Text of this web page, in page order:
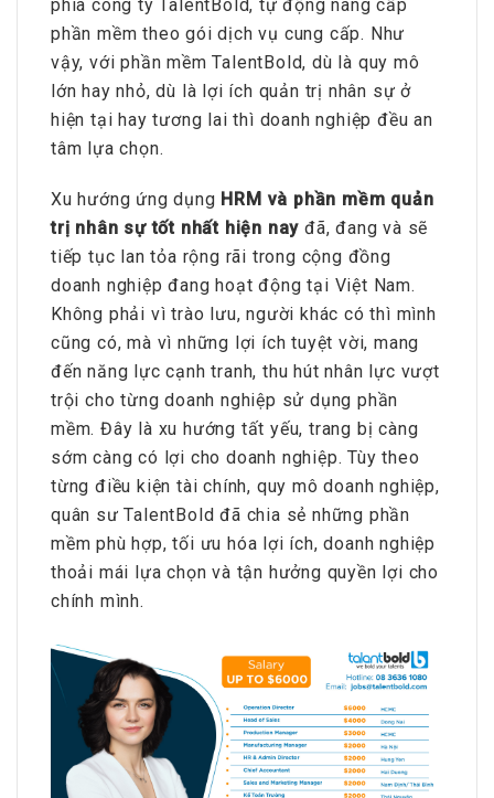
phía công ty TalentBold, tự động nâng cấp
phần mềm theo gói dịch vụ cung cấp. Như
vậy, với phần mềm TalentBold, dù là quy mô
lớn hay nhỏ, dù là lợi ích quản trị nhân sự ở
hiện tại hay tương lai thì doanh nghiệp đều an
tâm lựa chọn.
Xu hướng ứng dụng HRM và phần mềm quản
trị nhân sự tốt nhất hiện nay đã, đang và sẽ
tiếp tục lan tỏa rộng rãi trong cộng đồng
doanh nghiệp đang hoạt động tại Việt Nam.
Không phải vì trào lưu, người khác có thì mình
cũng có, mà vì những lợi ích tuyệt vời, mang
đến năng lực cạnh tranh, thu hút nhân lực vượt
trội cho từng doanh nghiệp sử dụng phần
mềm. Đây là xu hướng tất yếu, trang bị càng
sớm càng có lợi cho doanh nghiệp. Tùy theo
từng điều kiện tài chính, quy mô doanh nghiệp,
quân sư TalentBold đã chia sẻ những phần
mềm phù hợp, tối ưu hóa lợi ích, doanh nghiệp
thoải mái lựa chọn và tận hưởng quyền lợi cho
chính mình.